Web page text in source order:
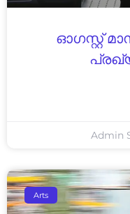
ഓഗസ്റ്റ്
Admin
Arts